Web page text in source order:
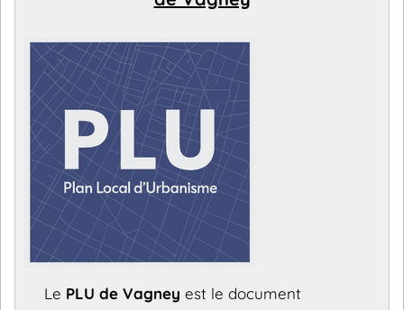
Le PLU de Vagney est le document